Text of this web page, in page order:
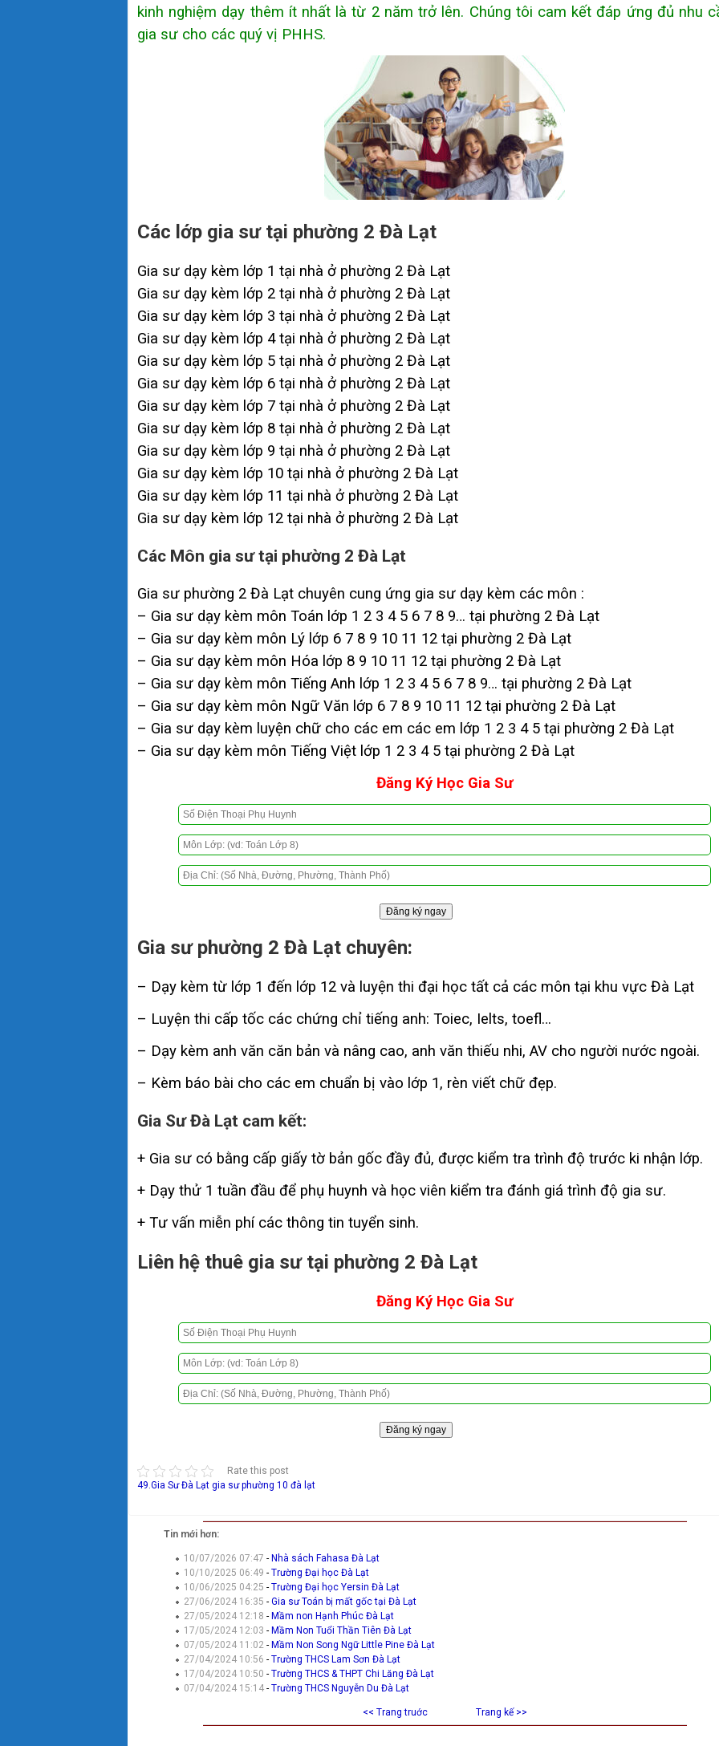
kinh nghiệm dạy thêm ít nhất là từ 2 năm trở lên. Chúng tôi cam kết đáp ứng đủ nhu
gia sư cho các quý vị PHHS.
Các lớp gia sư tại phường 2 Đà Lạt
Gia sư dạy kèm lớp 1 tại nhà ở phường 2 Đà Lạt
Gia sư dạy kèm lớp 2 tại nhà ở phường 2 Đà Lạt
Gia sư dạy kèm lớp 3 tại nhà ở phường 2 Đà Lạt
Gia sư dạy kèm lớp 4 tại nhà ở phường 2 Đà Lạt
Gia sư dạy kèm lớp 5 tại nhà ở phường 2 Đà Lạt
Gia sư dạy kèm lớp 6 tại nhà ở phường 2 Đà Lạt
Gia sư dạy kèm lớp 7 tại nhà ở phường 2 Đà Lạt
Gia sư dạy kèm lớp 8 tại nhà ở phường 2 Đà Lạt
Gia sư dạy kèm lớp 9 tại nhà ở phường 2 Đà Lạt
Gia sư dạy kèm lớp 10 tại nhà ở phường 2 Đà Lạt
Gia sư dạy kèm lớp 11 tại nhà ở phường 2 Đà Lạt
Gia sư dạy kèm lớp 12 tại nhà ở phường 2 Đà Lạt
Các Môn gia sư tại phường 2 Đà Lạt
Gia sư phường 2 Đà Lạt chuyên cung ứng gia sư dạy kèm các môn :
– Gia sư dạy kèm môn Toán lớp 1 2 3 4 5 6 7 8 9… tại phường 2 Đà Lạt
– Gia sư dạy kèm môn Lý lớp 6 7 8 9 10 11 12 tại phường 2 Đà Lạt
– Gia sư dạy kèm môn Hóa lớp 8 9 10 11 12 tại phường 2 Đà Lạt
– Gia sư dạy kèm môn Tiếng Anh lớp 1 2 3 4 5 6 7 8 9… tại phường 2 Đà Lạt
– Gia sư dạy kèm môn Ngữ Văn lớp 6 7 8 9 10 11 12 tại phường 2 Đà Lạt
– Gia sư dạy kèm luyện chữ cho các em các em lớp 1 2 3 4 5 tại phường 2 Đà Lạt
– Gia sư dạy kèm môn Tiếng Việt lớp 1 2 3 4 5 tại phường 2 Đà Lạt
Đăng Ký Học Gia Sư
Gia sư phường 2 Đà Lạt chuyên:
– Dạy kèm từ lớp 1 đến lớp 12 và luyện thi đại học tất cả các môn tại khu vực Đà Lạt
– Luyện thi cấp tốc các chứng chỉ tiếng anh: Toiec, Ielts, toefl…
– Dạy kèm anh văn căn bản và nâng cao, anh văn thiếu nhi, AV cho người nước ngoài.
– Kèm báo bài cho các em chuẩn bị vào lớp 1, rèn viết chữ đẹp.
Gia Sư Đà Lạt cam kết:
+ Gia sư có bằng cấp giấy tờ bản gốc đầy đủ, được kiểm tra trình độ trước ki nhận lớp.
+ Dạy thử 1 tuần đầu để phụ huynh và học viên kiểm tra đánh giá trình độ gia sư.
+ Tư vấn miễn phí các thông tin tuyển sinh.
Liên hệ thuê gia sư tại phường 2 Đà Lạt
Đăng Ký Học Gia Sư
Rate this post
49.Gia Sư Đà Lạt gia sư phường 10 đà lạt
Tin mới hơn:
10/07/2026 07:47- Nhà sách Fahasa Đà Lạt
10/10/2025 06:49-Trường Đại học Đà Lạt
10/06/2025 04:25-Trường Đại học Yersin Đà Lạt
27/06/2024 16:35-Gia sư Toán bị mất gốc tại Đà Lạt
27/05/2024 12:18- Mầm non Hạnh Phúc Đà Lạt
17/05/2024 12:03- Mầm Non Tuổi Thần Tiên Đà Lạt
07/05/2024 11:02- Mầm Non Song Ngữ Little Pine Đà Lạt
27/04/2024 10:56-Trường THCS Lam Sơn Đà Lạt
17/04/2024 10:50-Trường THCS & THPT Chi Lăng Đà Lạt
07/04/2024 15:14-Trường THCS Nguyễn Du Đà Lạt
<< Trang truớc Trang kế >>